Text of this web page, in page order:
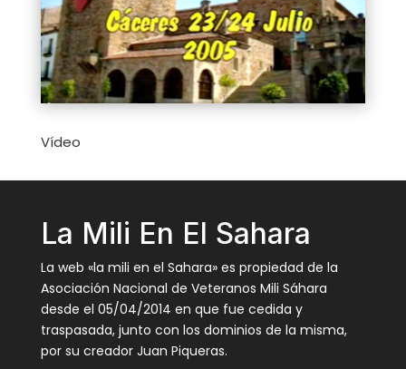
Vídeo
La Mili En El Sahara
La web «la mili en el Sahara» es propiedad de la
Asociación Nacional de Veteranos Mili Sáhara
desde el 05/04/2014 en que fue cedida y
traspasada, junto con los dominios de la misma,
por su creador Juan Piqueras.